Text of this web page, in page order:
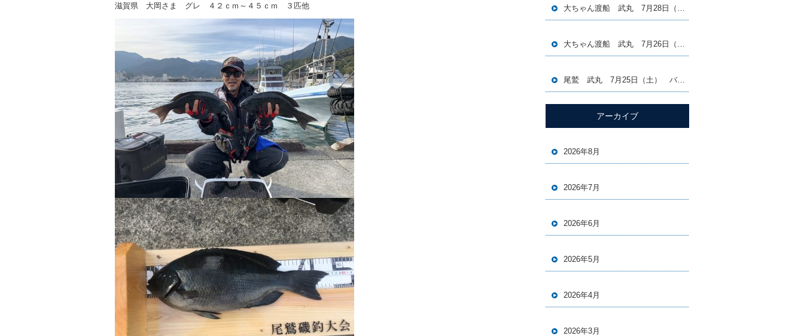
滋賀県 大岡さま グレ ４２ｃｍ～４５ｃｍ ３匹他 大ちゃん渡船 武丸 7月28日（火）磯釣り釣果
大ちゃん渡船 武丸 7月26日（日）磯釣り釣果
尾鷲 武丸 7月25日（土） バチコン＆イカメタル便
アーカイブ
2026年8月
2026年7月
2026年6月
2026年5月
2026年4月
2026年3月